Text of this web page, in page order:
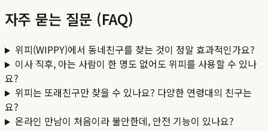
자주 묻는 질문 (FAQ)
위피(WIPPY)에서 동네친구를 찾는 것이 정말 효과적인가요?
이사 직후, 아는 사람이 한 명도 없어도 위피를 사용할 수 있나
요?
위피는 또래친구만 찾을 수 있나요? 다양한 연령대의 친구는
요?
온라인 만남이 처음이라 불안한데, 안전 기능이 있나요?